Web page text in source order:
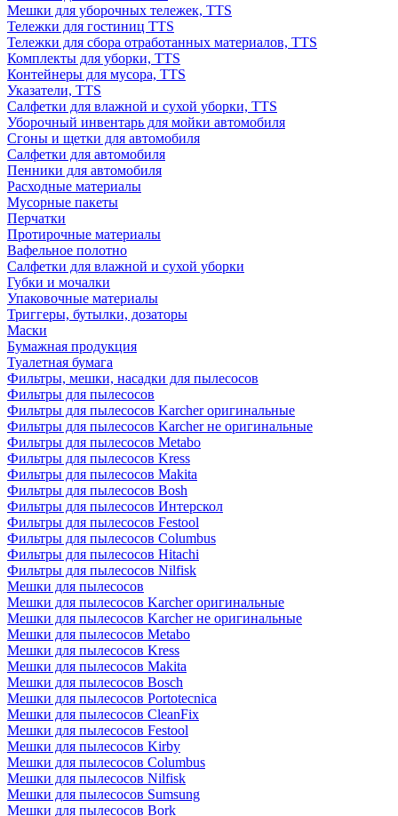
Мешки для уборочных тележек, TTS
Тележки для гостиниц TTS
Тележки для сбора отработанных материалов, TTS
Комплекты для уборки, TTS
Контейнеры для мусора, TTS
Указатели, TTS
Салфетки для влажной и сухой уборки, TTS
Уборочный инвентарь для мойки автомобиля
Сгоны и щетки для автомобиля
Салфетки для автомобиля
Пенники для автомобиля
Расходные материалы
Мусорные пакеты
Перчатки
Протирочные материалы
Вафельное полотно
Салфетки для влажной и сухой уборки
Губки и мочалки
Упаковочные материалы
Триггеры, бутылки, дозаторы
Маски
Бумажная продукция
Туалетная бумага
Фильтры, мешки, насадки для пылесосов
Фильтры для пылесосов
Фильтры для пылесосов Karcher оригинальные
Фильтры для пылесосов Karcher не оригинальные
Фильтры для пылесосов Metabo
Фильтры для пылесосов Kress
Фильтры для пылесосов Makita
Фильтры для пылесосов Bosh
Фильтры для пылесосов Интерскол
Фильтры для пылесосов Festool
Фильтры для пылесосов Columbus
Фильтры для пылесосов Hitachi
Фильтры для пылесосов Nilfisk
Мешки для пылесосов
Мешки для пылесосов Karcher оригинальные
Мешки для пылесосов Karcher не оригинальные
Мешки для пылесосов Metabo
Мешки для пылесосов Kress
Мешки для пылесосов Makita
Мешки для пылесосов Bosch
Мешки для пылесосов Portotecnica
Мешки для пылесосов CleanFix
Мешки для пылесосов Festool
Мешки для пылесосов Kirby
Мешки для пылесосов Columbus
Мешки для пылесосов Nilfisk
Мешки для пылесосов Sumsung
Мешки для пылесосов Bork